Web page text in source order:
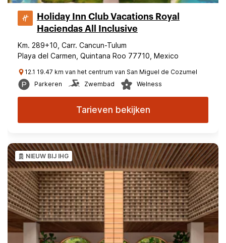
Holiday Inn Club Vacations Royal
Haciendas All Inclusive
Km. 289+10, Carr. Cancun-Tulum
Playa del Carmen, Quintana Roo 77710, Mexico
12.1 19.47 km van het centrum van San Miguel de Cozumel
Parkeren
Zwembad Welness
Tarieven bekijken
NIEUW BIJ IHG